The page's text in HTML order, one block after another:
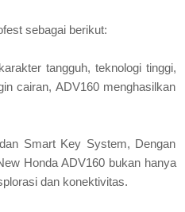
sebagai berikut:
tangguh, teknologi tinggi,
cairan, ADV160 menghasilkan
Smart Key System, Dengan
Honda ADV160 bukan hanya
dan konektivitas.